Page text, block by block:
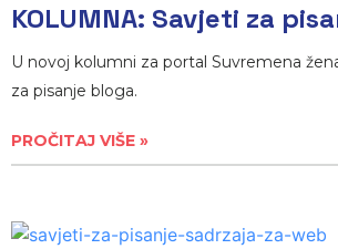
KOLUMNA: Savjeti za
U novoj kolumni za portal Suvremena
za pisanje bloga.
PROČITAJ VIŠE »